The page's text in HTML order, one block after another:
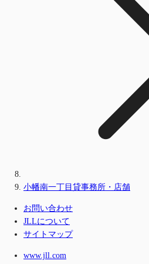
小幡南一丁目貸事務所・店舗
お問い合わせ
JLLについて
サイトマップ
www.jll.com